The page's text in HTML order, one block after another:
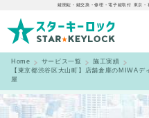
鍵開錠・鍵交換・修理・電子鍵取付 東京
Home サービス一覧
施工実績
【東京都渋谷区大山町】店舗倉庫のMIWA
屋